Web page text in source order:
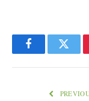
Facebook